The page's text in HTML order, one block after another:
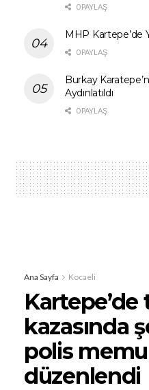
0 PAYLAŞ
MHP Kartepe’de
0 PAYLAŞ
Burkay
Aydınlatıldı
0 PAYLAŞ
Ana Sayfa Kocaeli
kazasında
polis
düzenlendi